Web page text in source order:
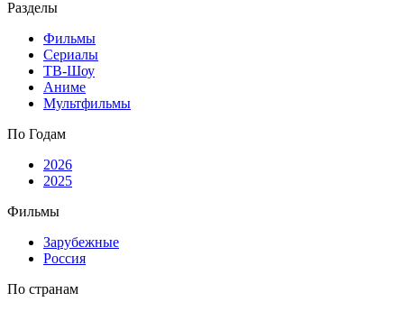
Разделы
Фильмы
Сериалы
ТВ-Шоу
Аниме
Мультфильмы
По Годам
2026
2025
Фильмы
Зарубежные
Россия
По странам